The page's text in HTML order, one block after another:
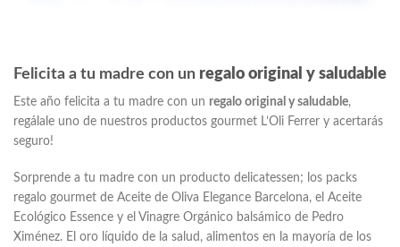
Felicita a tu madre con un regalo original y saludable
Este año felicita a tu madre con un regalo original y saludable,
regálale uno de nuestros productos gourmet L’Oli Ferrer y acertarás
seguro!
Sorprende a tu madre con un producto delicatessen; los packs
regalo gourmet de Aceite de Oliva Elegance Barcelona, el Aceite
Ecológico Essence y el Vinagre Orgánico balsámico de Pedro
Ximénez. El oro líquido de la salud, alimentos en la mayoría de los